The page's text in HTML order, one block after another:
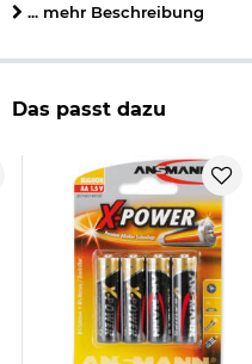
Für eine präzise Anpassung
Seitenverstellung. Die
im Lieferumfang enthalten
ermöglicht diesen auch im
Die Montage kann auf allen
RIS- oder Weaver-Schienen
Zielgerät eine praktische
einen sicheren Halt und
dem jeweiligen Gewehr
Das Zielgerät wird über zwei
diese sind im Lieferumfang
... mehr Beschreibung
Das passt dazu